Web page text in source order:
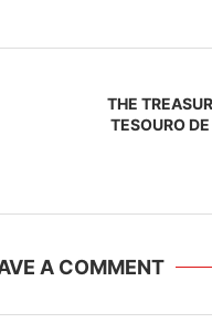
THE
TESOURO
A COMMENT